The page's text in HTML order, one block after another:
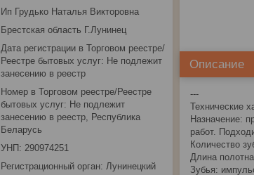
Описание
---
Технические
Назначение:
работ.
Количество
Длина
Зубья:
Ип Грудько Наталья Викторовна
Брестская область Г.Лунинец
Дата регистрации в Торговом реестре/
Реестре бытовых услуг: Не подлежит
занесению в реестр
Номер в Торговом реестре/Реестре
бытовых услуг: Не подлежит
занесению в реестр, Республика
Беларусь
УНП: 290974251
Регистрационный орган: Лунинецкий